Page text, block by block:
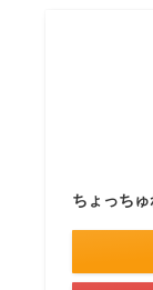
ちょっち